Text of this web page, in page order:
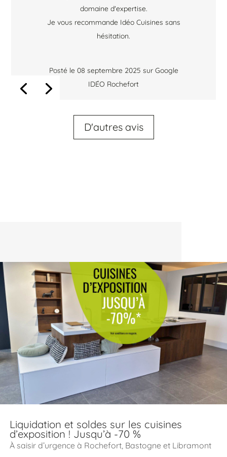
domaine d'expertise.
Je vous recommande Idéo Cuisines sans
hésitation.
Posté le 08 septembre 2025 sur Google
IDÉO Rochefort
D'autres avis
Liquidation et soldes sur les cuisines
d’exposition ! Jusqu’à -70 %
À saisir d’urgence à Rochefort, Bastogne et Libramont